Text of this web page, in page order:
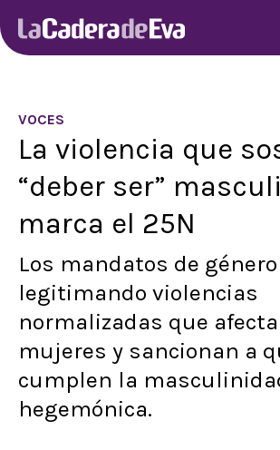
VOCES
La violencia que
“deber ser”
marca el 25N
Los mandatos de
legitimando violencias
normalizadas que
mujeres y sancionan a
cumplen la
hegemónica.